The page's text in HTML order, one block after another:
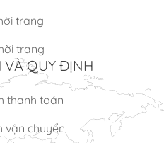
trang
trang
VÀ QUY ĐỊNH
thanh toán
vận chuyển